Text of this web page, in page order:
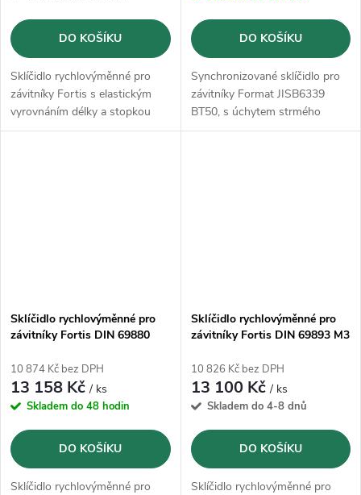
DO KOŠÍKU
Sklíčidlo rychlovýměnné pro
závitníky Fortis s elastickým
vyrovnáním délky a stopkou
HSK podle DIN 69893, tvar A
DO KOŠÍKU
Synchronizované sklíčidlo pro
závitníky Format JISB6339
BT50, s úchytem strmého
kuželu.
Sklíčidlo rychlovýměnné pro
závitníky Fortis DIN 69880
10 874 Kč bez DPH
13 158 Kč/ ks
Skladem do 48 hodin
DO KOŠÍKU
Sklíčidlo rychlovýměnné pro
Sklíčidlo rychlovýměnné pro
závitníky Fortis DIN 69893 M3
10 826 Kč bez DPH
13 100 Kč/ ks
Skladem do 4-8 dnů
DO KOŠÍKU
Sklíčidlo rychlovýměnné pro